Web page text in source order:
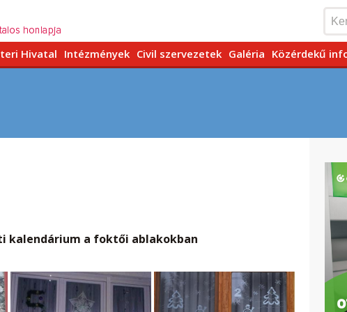
Hivatal Intézmények Civil szervezetek Galéria Közérdekű
kalendárium a foktői ablakokban